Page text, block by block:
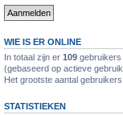
WIE IS ER ONLINE
In totaal zijn er 109 gebruikers
(gebaseerd op actieve
Het grootste aantal
STATISTIEKEN